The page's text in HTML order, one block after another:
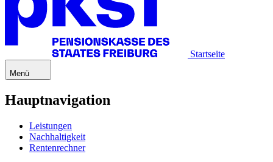
Startseite
Menü
Hauptnavigation
Leistungen
Nachhaltigkeit
Rentenrechner